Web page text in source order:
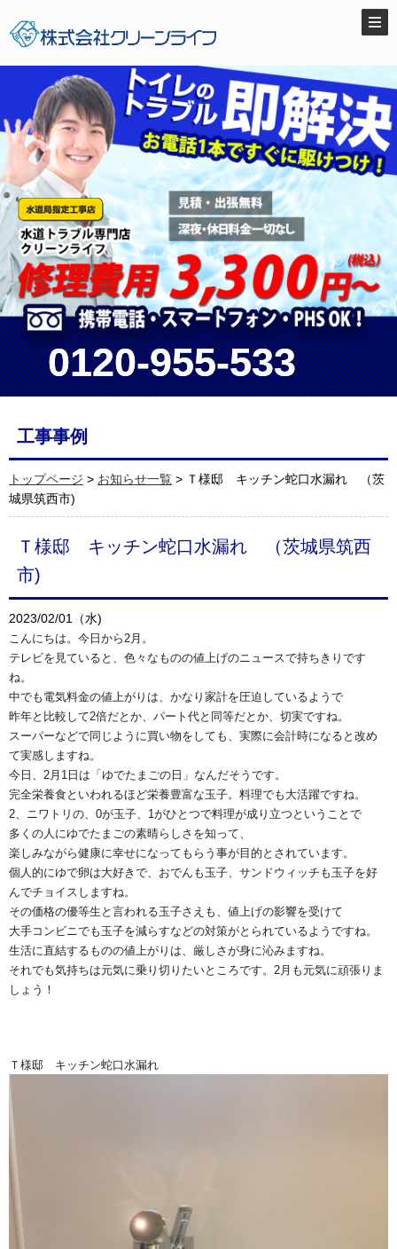
0120-955-533
0120-955-533
工事事例
トップページ > お知らせ一覧 > Ｔ様邸 キッチン蛇口水漏れ （茨
城県筑西市)
Ｔ様邸 キッチン蛇口水漏れ （茨城県筑西
市)
2023/02/01（水)
こんにちは。今日から2月。
テレビを見ていると、色々なものの値上げのニュースで持ちきりです
ね。
中でも電気料金の値上がりは、かなり家計を圧迫しているようで
昨年と比較して2倍だとか、パート代と同等だとか、切実ですね。
スーパーなどで同じように買い物をしても、実際に会計時になると改め
て実感しますね。
今日、2月1日は「ゆでたまごの日」なんだそうです。
完全栄養食といわれるほど栄養豊富な玉子。料理でも大活躍ですね。
2、ニワトリの、0が玉子、1がひとつで料理が成り立つということで
多くの人にゆでたまごの素晴らしさを知って、
楽しみながら健康に幸せになってもらう事が目的とされています。
個人的にゆで卵は大好きで、おでんも玉子、サンドウィッチも玉子を好
んでチョイスしますね。
その価格の優等生と言われる玉子さえも、値上げの影響を受けて
大手コンビニでも玉子を減らすなどの対策がとられているようですね。
生活に直結するものの値上がりは、厳しさが身に沁みますね。
それでも気持ちは元気に乗り切りたいところです。2月も元気に頑張りま
しょう！
Ｔ様邸 キッチン蛇口水漏れ